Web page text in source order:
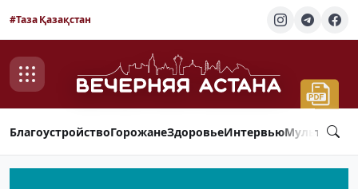
#Таза Қазақстан
БлагоустройствоГорожанеЗдоровьеИнтервью